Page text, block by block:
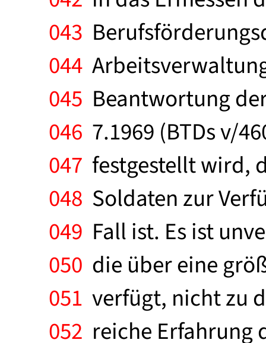
043
044
045 Beantwortung
046 7.1969 (BTDs v/
047 festgestellt wird,
048 Soldaten zur
049 Fall ist. Es ist
050 die über eine
051 verfügt, nicht zu
052 reiche Erfahrung